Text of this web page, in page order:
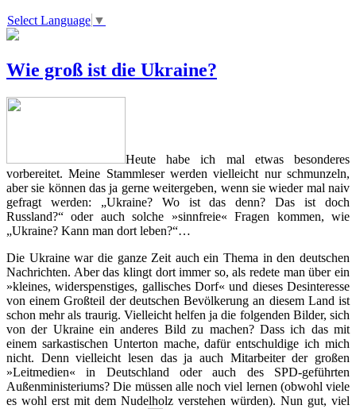
Select Language ▼
Wie groß ist die Ukraine?
Heute habe ich mal etwas besonderes
vorbereitet. Meine Stammleser werden vielleicht nur schmunzeln,
aber sie können das ja gerne weitergeben, wenn sie wieder mal naiv
gefragt werden: „Ukraine? Wo ist das denn? Das ist doch
Russland?“ oder auch solche »sinnfreie« Fragen kommen, wie
„Ukraine? Kann man dort leben?“…
Die Ukraine war die ganze Zeit auch ein Thema in den deutschen
Nachrichten. Aber das klingt dort immer so, als redete man über ein
»kleines, widerspenstiges, gallisches Dorf« und dieses Desinteresse
von einem Großteil der deutschen Bevölkerung an diesem Land ist
schon mehr als traurig. Vielleicht helfen ja die folgenden Bilder, sich
von der Ukraine ein anderes Bild zu machen? Dass ich das mit
einem sarkastischen Unterton mache, dafür entschuldige ich mich
nicht. Denn vielleicht lesen das ja auch Mitarbeiter der großen
»Leitmedien« in Deutschland oder auch des SPD-geführten
Außenministeriums? Die müssen alle noch viel lernen (obwohl viele
es wohl erst mit dem Nudelholz verstehen würden). Nun gut, viel